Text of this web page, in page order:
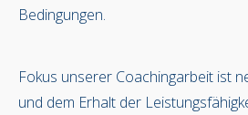
Bedingungen.
Fokus unserer Coachingarbeit ist
und dem Erhalt der